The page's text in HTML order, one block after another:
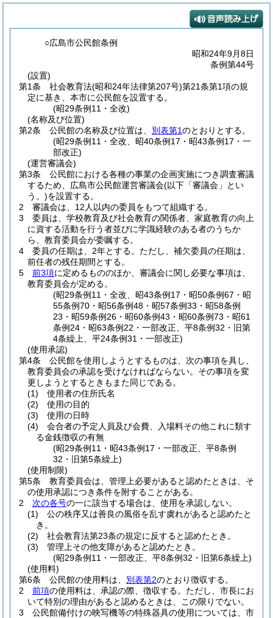
○広島市公民館条例
昭和24年9月8日
条例第44号
(設置)
第1条
社会教育法(昭和24年法律第207号)第21条第1項の規
定に基き、本市に公民館を設置する。
(昭29条例11・全改)
(名称及び位置)
第2条
公民館の名称及び位置は、 別表第1のとおりとする。
(昭29条例11・全改、昭40条例17・昭43条例17・一
部改正)
(運営審議会)
第3条
公民館における各種の事業の企画実施につき調査審議
するため、広島市公民館運営審議会(以下「審議会」とい
う。)を設置する。
2
審議会は、12人以内の委員をもつて組織する。
3
委員は、学校教育及び社会教育の関係者、家庭教育の向上
に資する活動を行う者並びに学識経験のある者のうちか
ら、教育委員会が委嘱する。
4
委員の任期は、2年とする。 ただし、補欠委員の任期は、
前任者の残任期間とする。
5
前3項に定めるもののほか、審議会に関し必要な事項は、
教育委員会が定める。
(昭29条例11・全改、昭43条例17・昭50条例67・昭
55条例70・昭56条例48・昭57条例33・昭58条例
23・昭59条例26・昭60条例43・昭60条例73・昭61
条例24・昭63条例22・一部改正、平8条例32・旧第
4条繰上、平24条例31・一部改正)
(使用承認)
第4条
公民館を使用しようとするものは、次の事項を具し、
教育委員会の承認を受けなければならない。 その事項を変
更しようとするときもまた同じである。
(1)
使用者の住所氏名
(2)
使用の目的
(3)
使用の日時
(4)
会合者の予定人員及び会費、入場料その他これに類す
る金銭徴収の有無
(昭29条例11・昭43条例17・一部改正、平8条例
32・旧第5条繰上)
(使用制限)
第5条
教育委員会は、管理上必要があると認めたときは、そ
の使用承認につき条件を附することがある。
2
次の各号の一に該当する場合は、使用を承認しない。
(1)
公の秩序又は善良の風俗を乱す虞れがあると認めたと
き。
(2)
社会教育法第23条の規定に反すると認めたとき。
(3)
管理上その他支障があると認めたとき。
(昭29条例11・一部改正、平8条例32・旧第6条繰上)
(使用料)
第6条
公民館の使用料は、 別表第2のとおり徴収する。
2
前項の使用料は、承認の際、徴収する。 ただし、市長にお
いて特別の理由があると認めるときは、この限りでない。
3
公民館備付けの映写機等の特殊器具の使用については、市